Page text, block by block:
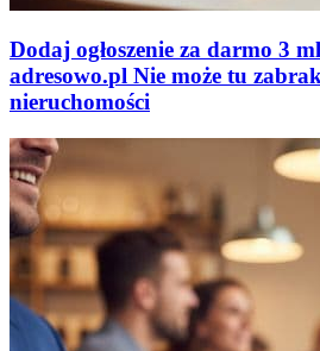
Dodaj ogłoszenie za darmo 3
adresowo.pl Nie może tu
nieruchomości